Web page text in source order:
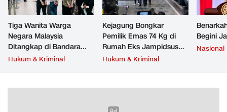
Tiga Wanita Warga
Negara Malaysia
Ditangkap di Bandara
Soetta, Bawa Beragam
Hukum & Kriminal
Kejagung Bongkar
Pemilik Emas 74 Kg di
Rumah Eks Jampidsus
Febrie Adriansyah
Hukum & Kriminal
Begini
Nasional